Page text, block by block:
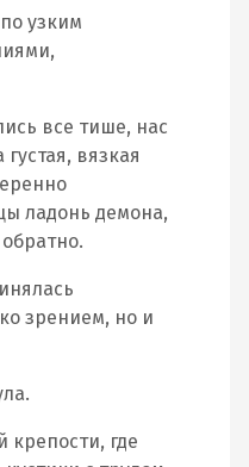
узким
все тише, нас
вязкая
ладонь демона,
зрением, но и
крепости, где